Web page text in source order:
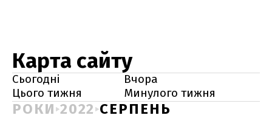
Карта сайту
Сьогодні
Вчора
Цього тижня
Минулого тижня
РОКИ 2022 СЕРПЕНЬ